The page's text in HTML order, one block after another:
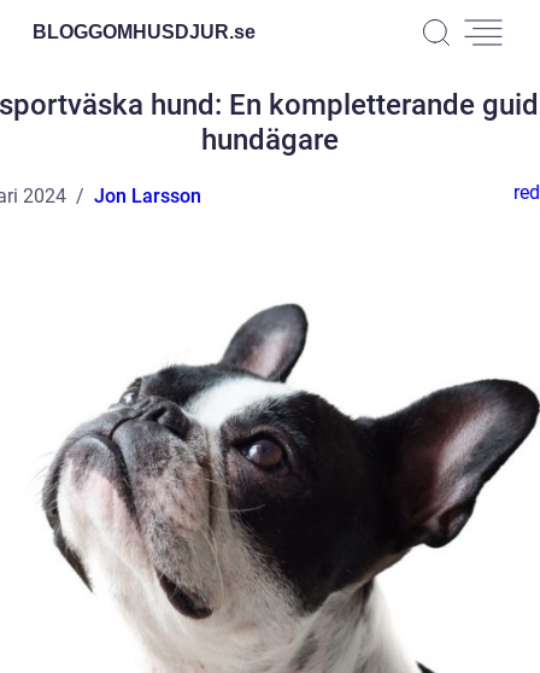
BLOGGOMHUSDJUR.se
hund: En kompletterande
hundägare
2024 Jon Larsson